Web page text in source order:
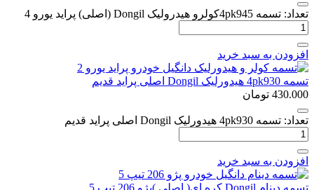
تعداد: تسمه 4pk945کولرو هیدرولیک Dongil (اصلی) پراید یورو 4
افزودن به سبد خرید
تسمه 4pk930 هیدورلیک Dongil اصلی پراید قدیم
430.000 تومان
تعداد: تسمه 4pk930 هیدورلیک Dongil اصلی پراید قدیم
افزودن به سبد خرید